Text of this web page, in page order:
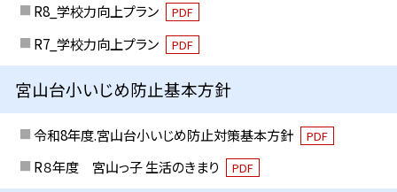
R8_学校力向上プラン PDF
R7_学校力向上プラン PDF
宮山台小いじめ防止基本方針
令和8年度.宮山台小いじめ防止対策基本方針 PDF
R８年度 宮山っ子 生活のきまり PDF